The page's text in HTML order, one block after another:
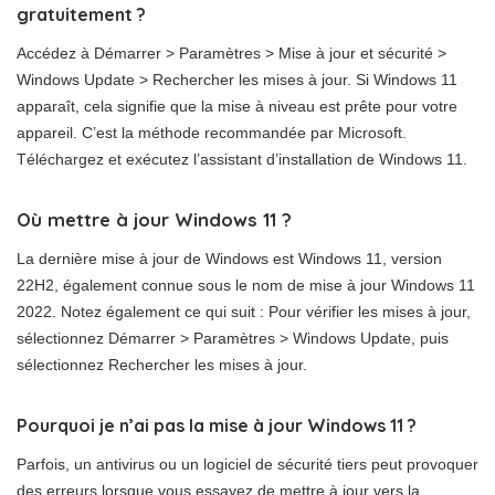
gratuitement ?
Accédez à Démarrer > Paramètres > Mise à jour et sécurité >
Windows Update > Rechercher les mises à jour. Si Windows 11
apparaît, cela signifie que la mise à niveau est prête pour votre
appareil. C’est la méthode recommandée par Microsoft.
Téléchargez et exécutez l’assistant d’installation de Windows 11.
Où mettre à jour Windows 11 ?
La dernière mise à jour de Windows est Windows 11, version
22H2, également connue sous le nom de mise à jour Windows 11
2022. Notez également ce qui suit : Pour vérifier les mises à jour,
sélectionnez Démarrer > Paramètres > Windows Update, puis
sélectionnez Rechercher les mises à jour.
Pourquoi je n’ai pas la mise à jour Windows 11 ?
Parfois, un antivirus ou un logiciel de sécurité tiers peut provoquer
des erreurs lorsque vous essayez de mettre à jour vers la